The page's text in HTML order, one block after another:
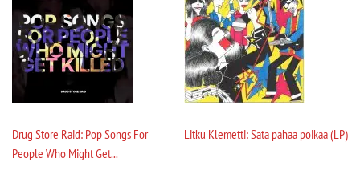
Drug Store Raid: Pop Songs For
People Who Might Get...
Litku Klemetti: Sata pahaa poikaa (LP)